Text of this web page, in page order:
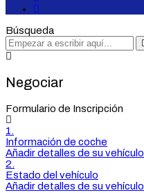
Búsqueda
Negociar
Formulario de Inscripción
1.
Información de coche
Añadir detalles de su vehículo
2.
Estado del vehículo
Añadir detalles de su vehículo